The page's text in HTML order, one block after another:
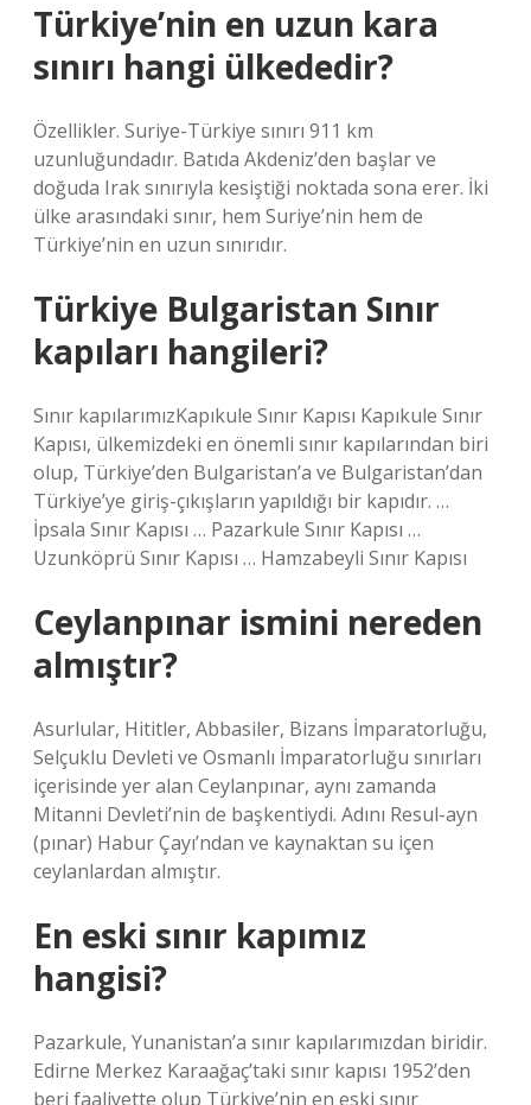
Türkiye’nin en uzun kara
sınırı hangi ülkededir?
Özellikler. Suriye-Türkiye sınırı 911 km
uzunluğundadır. Batıda Akdeniz’den başlar ve
doğuda Irak sınırıyla kesiştiği noktada sona erer. İki
ülke arasındaki sınır, hem Suriye’nin hem de
Türkiye’nin en uzun sınırıdır.
Türkiye Bulgaristan Sınır
kapıları hangileri?
Sınır kapılarımızKapıkule Sınır Kapısı Kapıkule Sınır
Kapısı, ülkemizdeki en önemli sınır kapılarından biri
olup, Türkiye’den Bulgaristan’a ve Bulgaristan’dan
Türkiye’ye giriş-çıkışların yapıldığı bir kapıdır. …
İpsala Sınır Kapısı … Pazarkule Sınır Kapısı …
Uzunköprü Sınır Kapısı … Hamzabeyli Sınır Kapısı
Ceylanpınar ismini nereden
almıştır?
Asurlular, Hititler, Abbasiler, Bizans İmparatorluğu,
Selçuklu Devleti ve Osmanlı İmparatorluğu sınırları
içerisinde yer alan Ceylanpınar, aynı zamanda
Mitanni Devleti’nin de başkentiydi. Adını Resul-ayn
(pınar) Habur Çayı’ndan ve kaynaktan su içen
ceylanlardan almıştır.
En eski sınır kapımız
hangisi?
Pazarkule, Yunanistan’a sınır kapılarımızdan biridir.
Edirne Merkez Karaağaç’taki sınır kapısı 1952’den
beri faaliyette olup Türkiye’nin en eski sınır